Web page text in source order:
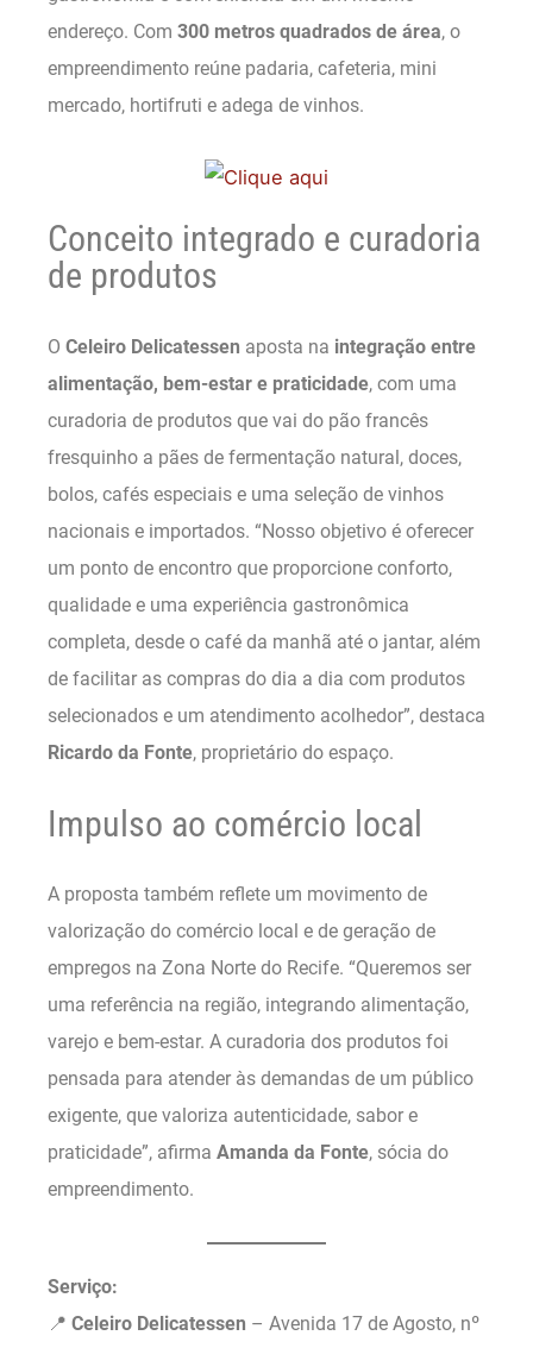
endereço. Com 300 metros quadrados de área, o
empreendimento reúne padaria, cafeteria, mini
mercado, hortifruti e adega de vinhos.
Conceito integrado e curadoria
de produtos
O Celeiro Delicatessen aposta na integração entre
alimentação, bem-estar e praticidade, com uma
curadoria de produtos que vai do pão francês
fresquinho a pães de fermentação natural, doces,
bolos, cafés especiais e uma seleção de vinhos
nacionais e importados. “Nosso objetivo é oferecer
um ponto de encontro que proporcione conforto,
qualidade e uma experiência gastronômica
completa, desde o café da manhã até o jantar, além
de facilitar as compras do dia a dia com produtos
selecionados e um atendimento acolhedor”, destaca
Ricardo da Fonte, proprietário do espaço.
Impulso ao comércio local
A proposta também reflete um movimento de
valorização do comércio local e de geração de
empregos na Zona Norte do Recife. “Queremos ser
uma referência na região, integrando alimentação,
varejo e bem-estar. A curadoria dos produtos foi
pensada para atender às demandas de um público
exigente, que valoriza autenticidade, sabor e
praticidade”, afirma Amanda da Fonte, sócia do
empreendimento.
Serviço:
📍 Celeiro Delicatessen – Avenida 17 de Agosto, nº